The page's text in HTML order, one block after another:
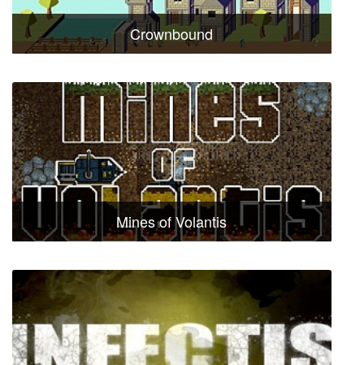
Crownbound
Mines of Volantis